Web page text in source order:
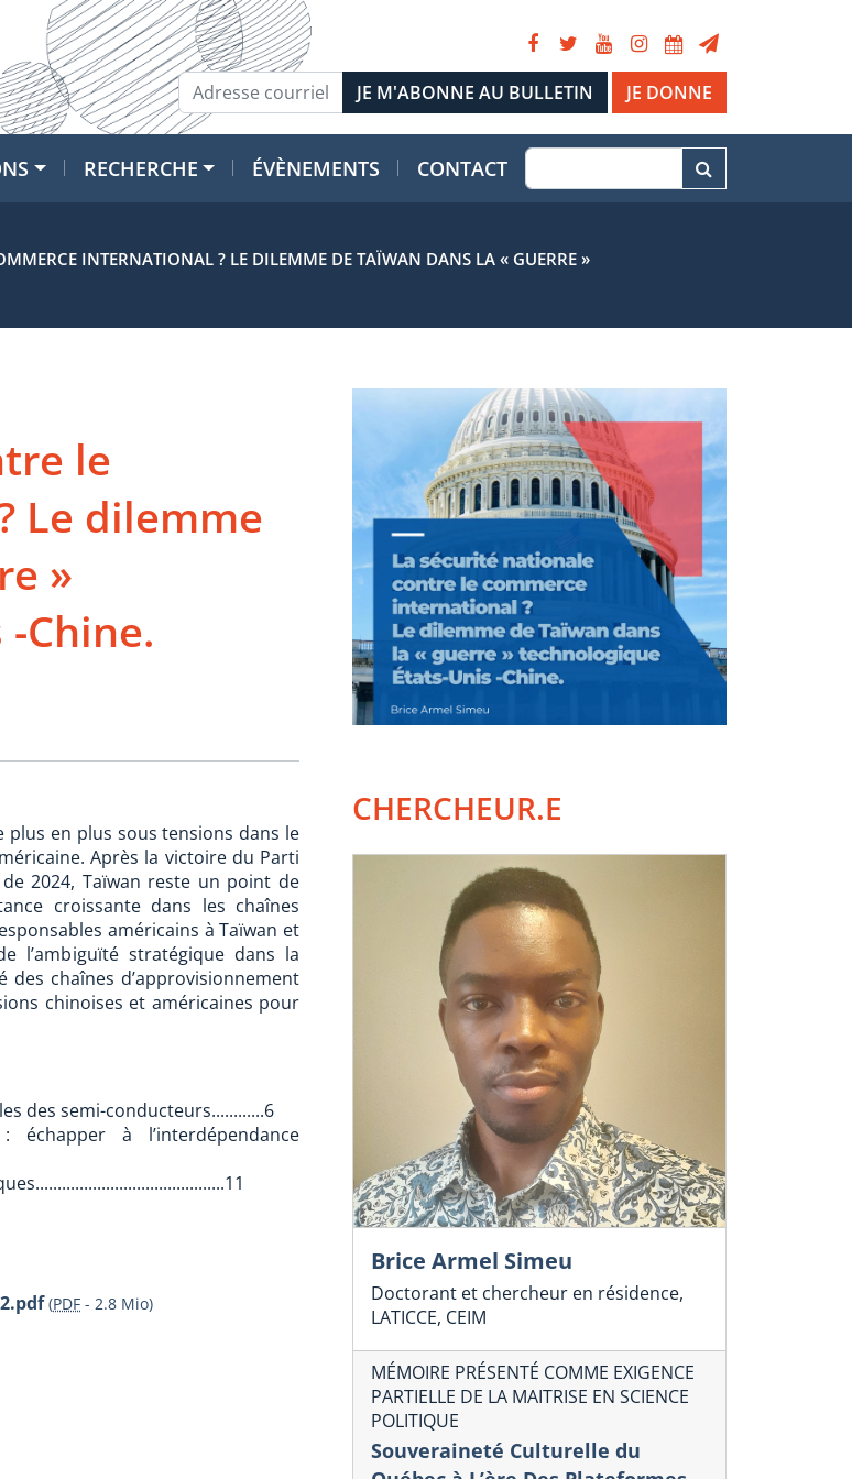
JE DONNE
RECHERCHE ÉVÈNEMENTS CONTACT
INTERNATIONAL ? LE DILEMME DE TAÏWAN DANS LA « GUERRE »
le
Le dilemme
»
Chine.
plus en plus sous tensions dans le
Après la victoire du Parti
2024, Taïwan reste un point de
croissante dans les chaînes
américains à Taïwan et
l’ambiguïté stratégique dans la
des chaînes d’approvisionnement
chinoises et américaines pour
des semi-conducteurs............6
à l’interdépendance
(PDF - 2.8 Mio)
CHERCHEUR.E
Brice Armel Simeu
Doctorant et chercheur en résidence,
LATICCE, CEIM
MÉMOIRE PRÉSENTÉ COMME EXIGENCE
PARTIELLE DE LA MAITRISE EN SCIENCE
POLITIQUE
Souveraineté Culturelle du